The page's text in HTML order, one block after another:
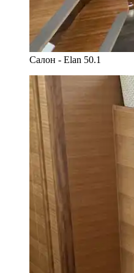
Салон - Elan 50.1